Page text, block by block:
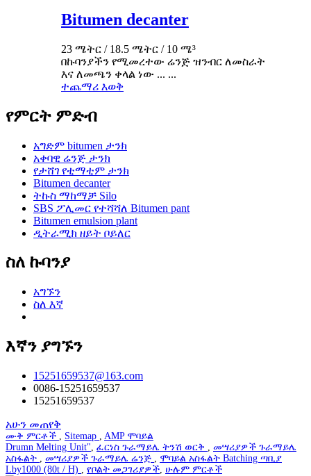
Bitumen decanter
23 ሜትር / 18.5 ሜትር / 10 ሜ³
በኩባንያችን የሚመረተው ሬንጅ ዝንብር ለመስራት
እና ለመጫን ቀላል ነው ... ...
ተጨማሪ እወቅ
የምርት ምድብ
አግድም bitumen ታንክ
አቀባዊ ሬንጅ ታንክ
የታሸገ የቲማቲም ታንክ
Bitumen decanter
ትኩስ ማከማቻ Silo
SBS ፖሊመር የተሻሻለ Bitumen pant
Bitumen emulsion plant
ዲትራሚክ ዘይት ቦይለር
ስለ ኩባንያ
አግኙን
ስለ እኛ
እኛን ያግኙን
15251659537@163.com
0086-15251659537
15251659537
አሁን መጠየቅ
ሙቅ ምርቶች , Sitemap , AMP ሞባይል
Drumn Melting Unit", ፈርነስ ጉራማይሌ ትንሽ ወርቅ , መሣሪያዎች ጉራማይሌ
አስፋልት , መሣሪያዎች ጉራማይሌ ሬንጅ , ሞባይል አስፋልት Batching ጣቢያ
Lby1000 (80t / H) , የቦልት መጋገሪያዎች, ሁሉም ምርቶች